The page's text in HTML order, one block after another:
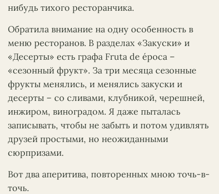
нибудь тихого ресторанчика.
Обратила внимание на одну особенность в
меню ресторанов. В разделах «Закуски» и
«Десерты» есть графа Fruta de época –
«сезонный фрукт». За три месяца сезонные
фрукты менялись, и менялись закуски и
десерты – со сливами, клубникой, черешней,
инжиром, виноградом. Я даже пыталась
записывать, чтобы не забыть и потом удивлять
друзей простыми, но неожиданными
сюрпризами.
Вот два аперитива, повторенных мною точь-в-
точь.